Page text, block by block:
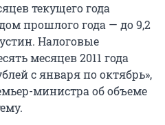
текущего года
прошлого года — до 9,2
Налоговые
месяцев 2011 года
с января по октябрь»,
министра об объеме